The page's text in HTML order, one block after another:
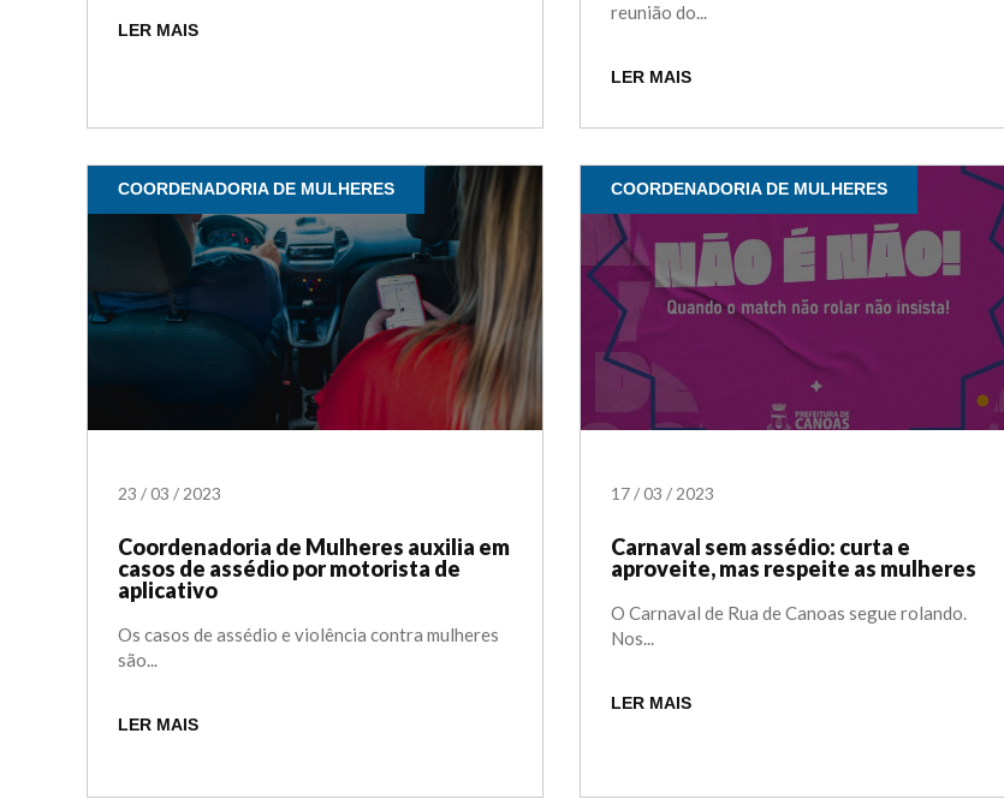
LER MAIS
reunião do...
LER MAIS
COORDENADORIA DE MULHERES
23 /03 /2023
Coordenadoria de Mulheres auxilia em
casos de assédio por motorista de
aplicativo
Os casos de assédio e violência contra mulheres
são...
LER MAIS
COORDENADORIA DE MULHERES
17/03 /2023
Carnaval sem assédio: curta e
aproveite, mas respeite as mulheres
O Carnaval de Rua de Canoas segue rolando.
Nos...
LER MAIS